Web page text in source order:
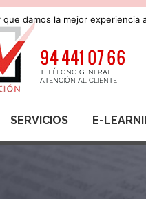
SERVICIOS E-
que damos la mejor